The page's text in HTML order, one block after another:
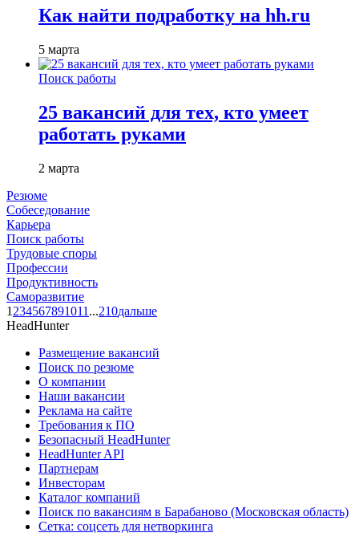
Как найти подработку на hh.ru
5 марта
Поиск работы
25 вакансий для тех, кто умеет
работать руками
2 марта
Резюме
Собеседование
Карьера
Поиск работы
Трудовые споры
Профессии
Продуктивность
Саморазвитие
1 234567891011 ...210дальше
HeadHunter
Размещение вакансий
Поиск по резюме
О компании
Наши вакансии
Реклама на сайте
Требования к ПО
Безопасный HeadHunter
HeadHunter API
Партнерам
Инвесторам
Каталог компаний
Поиск по вакансиям в Барабаново (Московская область)
Сетка: соцсеть для нетворкинга